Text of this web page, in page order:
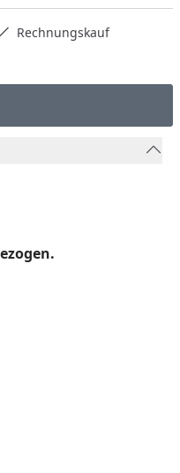
Rechnungskauf